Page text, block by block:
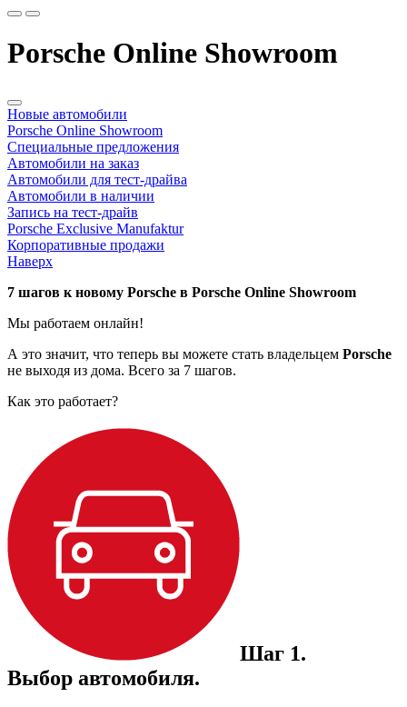
Porsche Online Showroom
Новые автомобили
Porsche Online Showroom
Специальные предложения
Автомобили на заказ
Автомобили для тест-драйва
Автомобили в наличии
Запись на тест-драйв
Porsche Exclusive Manufaktur
Корпоративные продажи
Наверх
7 шагов к новому Porsche в Porsche Online Showroom
Мы работаем онлайн!
А это значит, что теперь вы можете стать владельцем Porsche
не выходя из дома. Всего за 7 шагов.
Как это работает?
Шаг 1.
Выбор автомобиля.